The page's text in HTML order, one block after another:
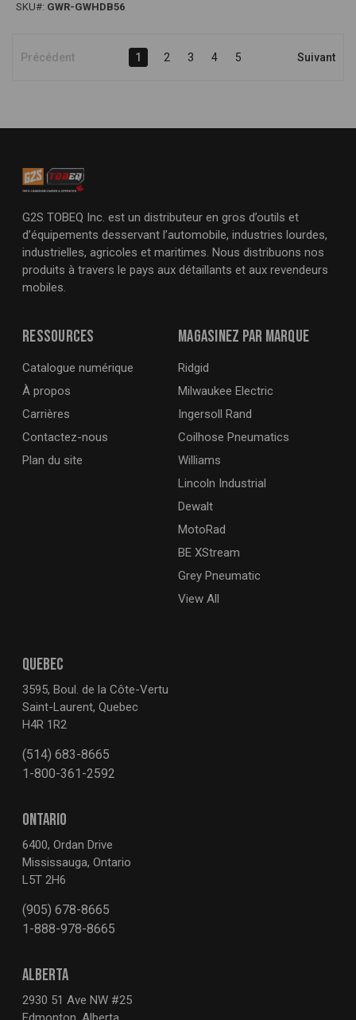
SKU#: GWR-GWHDB56
Précédent 1 2 3 4 5 Suivant
G2S TOBEQ Inc. est un distributeur en gros d’outils et
d’équipements desservant l’automobile, industries lourdes,
industrielles, agricoles et maritimes. Nous distribuons nos
produits à travers le pays aux détaillants et aux revendeurs
mobiles.
QUEBEC
3595, Boul. de la Côte-Vertu
Saint-Laurent, Quebec
H4R 1R2
(514) 683-8665
1-800-361-2592
ONTARIO
6400, Ordan Drive
Mississauga, Ontario
L5T 2H6
(905) 678-8665
1-888-978-8665
ALBERTA
2930 51 Ave NW #25
Magasinez par marque
Ridgid
Milwaukee Electric
Ingersoll Rand
Coilhose Pneumatics
Williams
Lincoln Industrial
Dewalt
MotoRad
BE XStream
Grey Pneumatic
View All
Ressources
Catalogue numérique
À propos
Carrières
Contactez-nous
Plan du site